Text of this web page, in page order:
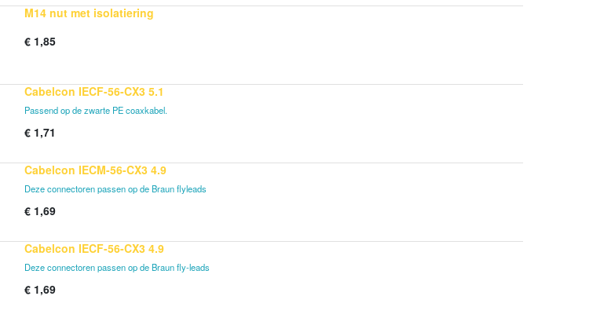
M14 nut met isolatiering
€ 1,85
Cabelcon IECF-56-CX3 5.1
Passend op de zwarte PE coaxkabel.
€ 1,71
Cabelcon IECM-56-CX3 4.9
Deze connectoren passen op de Braun flyleads
€ 1,69
Cabelcon IECF-56-CX3 4.9
Deze connectoren passen op de Braun fly-leads
€ 1,69